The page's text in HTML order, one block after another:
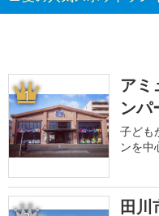
1
アミ
ンパ
子ども
ンを中
田川